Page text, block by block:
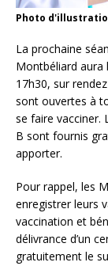
Photo
La prochaine
Montbéliard aura
17h30, sur
sont ouvertes à
se faire vacciner.
B sont fournis
apporter.
Pour rappel, les
enregistrer leurs
vaccination et
délivrance d’un
gratuitement le